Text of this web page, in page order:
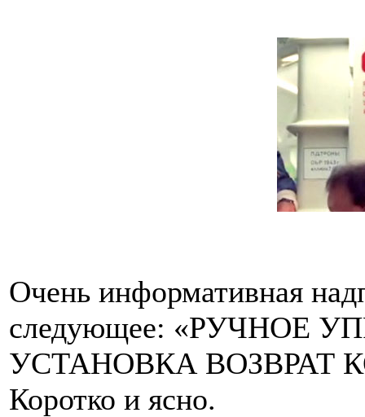
Очень информативная
следующее: «РУЧНОЕ
УСТАНОВКА ВОЗВРАТ
Коротко и ясно.